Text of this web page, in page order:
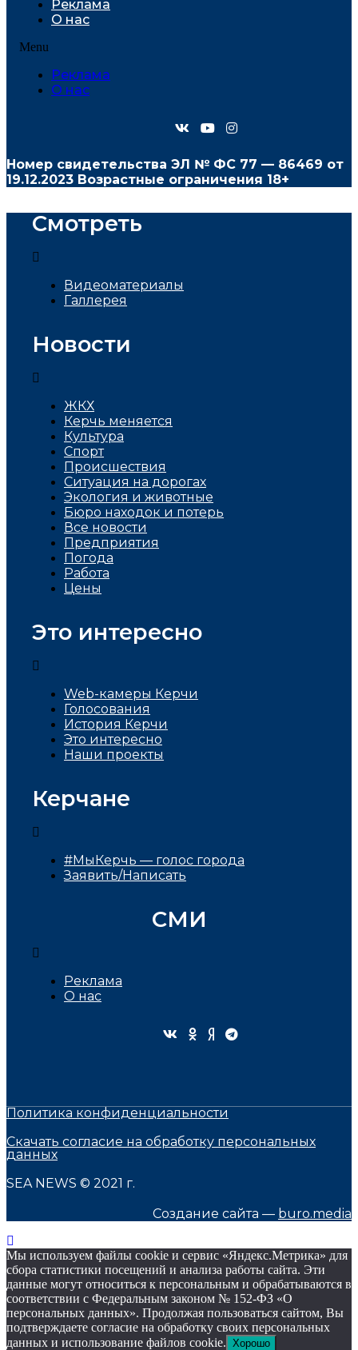
Реклама
О нас
Menu
Реклама
О нас
Номер свидетельства ЭЛ № ФС 77 — 86469 от
19.12.2023 Возрастные ограничения 18+
Смотреть
Видеоматериалы
Галлерея
Новости
ЖКХ
Керчь меняется
Культура
Спорт
Проиcшествия
Ситуация на дорогах
Экология и животные
Бюро находок и потерь
Все новости
Предприятия
Погода
Работа
Цены
Это интересно
Web-камеры Керчи
Голосования
История Керчи
Это интересно
Наши проекты
Керчане
#МыКерчь — голос города
Заявить/Написать
СМИ
Реклама
О нас
Политика конфиденциальности
Скачать согласие на обработку персональных
данных
SEA NEWS © 2021 г.
Создание сайта — buro.media
Мы используем файлы cookie и сервис «Яндекс.Метрика» для
сбора статистики посещений и анализа работы сайта. Эти
данные могут относиться к персональным и обрабатываются в
соответствии с Федеральным законом № 152-ФЗ «О
персональных данных». Продолжая пользоваться сайтом, Вы
подтверждаете согласие на обработку своих персональных
данных и использование файлов cookie. Хорошо